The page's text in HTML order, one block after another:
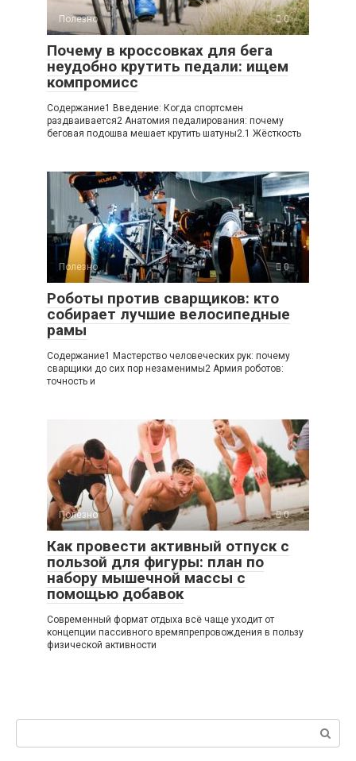
Полезно 0
Почему в кроссовках для бега
неудобно крутить педали: ищем
компромисс
Содержание1 Введение: Когда спортсмен
раздваивается2 Анатомия педалирования: почему
беговая подошва мешает крутить шатуны2.1 Жёсткость
Полезно 0
Роботы против сварщиков: кто
собирает лучшие велосипедные
рамы
Содержание1 Мастерство человеческих рук: почему
сварщики до сих пор незаменимы2 Армия роботов:
точность и
Полезно 0
Как провести активный отпуск с
пользой для фигуры: план по
набору мышечной массы с
помощью добавок
Современный формат отдыха всё чаще уходит от
концепции пассивного времяпрепровождения в пользу
физической активности